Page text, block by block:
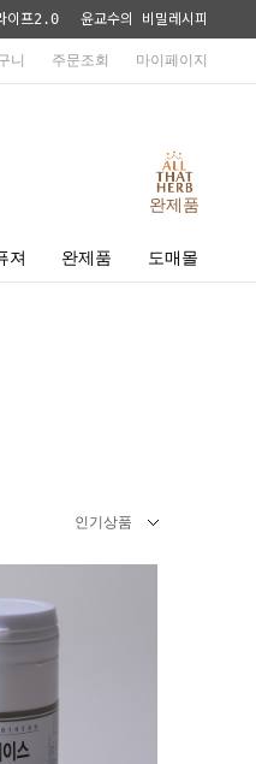
이프2.0 윤교수의 비밀레시피
니 주문조회 마이페이지
완제품
져 완제품 도매몰